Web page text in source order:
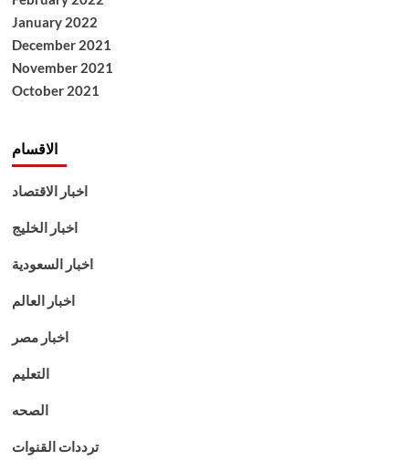
January 2022
December 2021
November 2021
October 2021
الاقسام
اخبار الاقتصاد
اخبار الخليج
اخبار السعودية
اخبار العالم
اخبار مصر
التعليم
الصحه
ترددات القنوات